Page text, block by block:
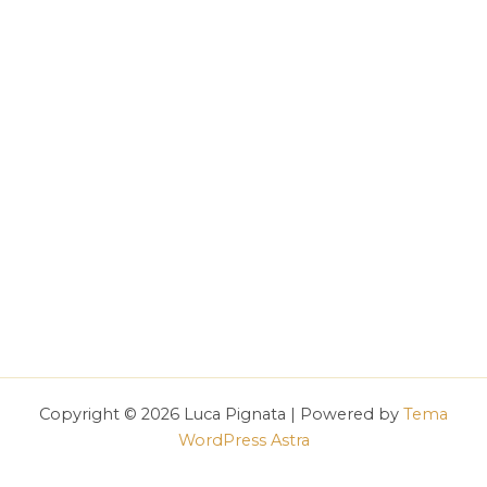
Copyright © 2026 Luca Pignata | Powered by Tema
WordPress Astra